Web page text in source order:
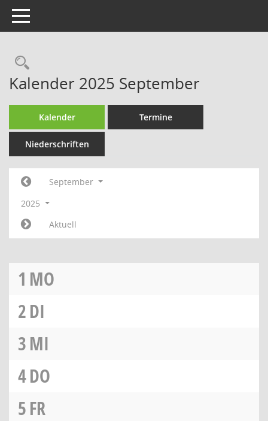
Toggle navigation
Kalender 2025 September
Kalender Termine
Niederschriften
September
2025
Aktuell
1 MO
2DI
3MI
4DO
5FR